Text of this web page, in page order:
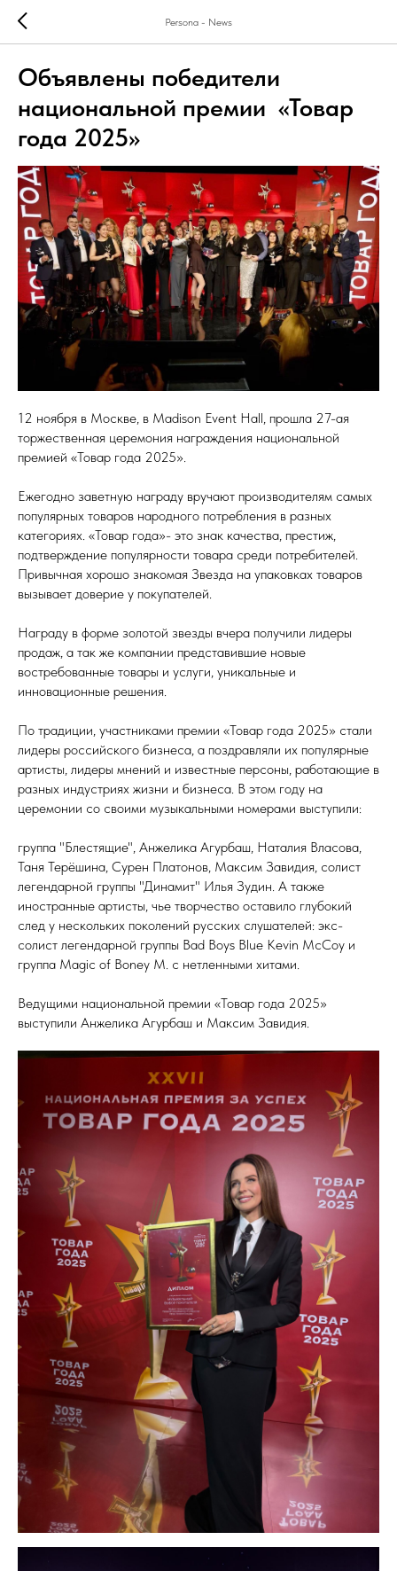
Persona - News
Объявлены победители
национальной премии «Товар
года 2025»
12 ноября в Москве, в Madison Event Hall, прошла 27-ая
торжественная церемония награждения национальной
премией «Товар года 2025».
Ежегодно заветную награду вручают производителям самых
популярных товаров народного потребления в разных
категориях. «Товар года»- это знак качества, престиж,
подтверждение популярности товара среди потребителей.
Привычная хорошо знакомая Звезда на упаковках товаров
вызывает доверие у покупателей.
Награду в форме золотой звезды вчера получили лидеры
продаж, а так же компании представившие новые
востребованные товары и услуги, уникальные и
инновационные решения.
По традиции, участниками премии «Товар года 2025» стали
лидеры российского бизнеса, а поздравляли их популярные
артисты, лидеры мнений и известные персоны, работающие в
разных индустриях жизни и бизнеса. В этом году на
церемонии со своими музыкальными номерами выступили:
группа "Блестящие", Анжелика Агурбаш, Наталия Власова,
Таня Терёшина, Сурен Платонов, Максим Завидия, солист
легендарной группы "Динамит" Илья Зудин. А также
иностранные артисты, чье творчество оставило глубокий
след у нескольких поколений русских слушателей: экс-
солист легендарной группы Bad Boys Blue Kevin McCoy и
группа Magic of Boney M. с нетленными хитами.
Ведущими национальной премии «Товар года 2025»
выступили Анжелика Агурбаш и Максим Завидия.